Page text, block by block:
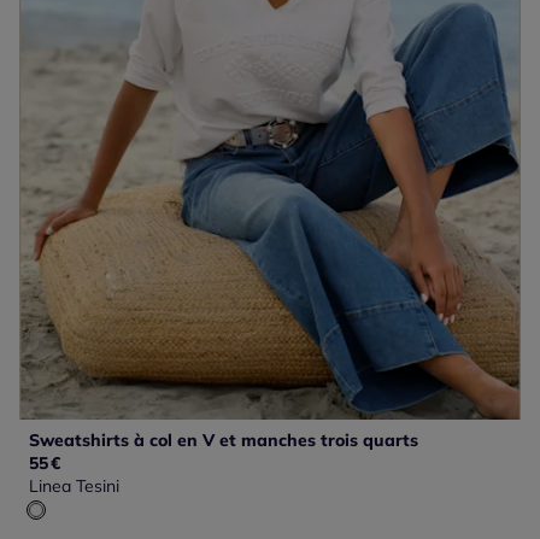
Sweatshirts à col en V et manches trois quarts
55€
Linea Tesini